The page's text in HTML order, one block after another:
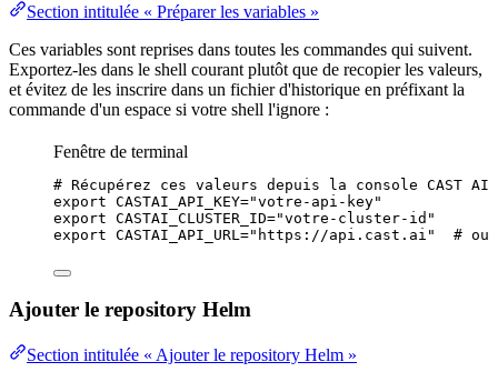
Section intitulée « Préparer les variables »
Ces variables sont reprises dans toutes les commandes qui suivent.
Exportez-les dans le shell courant plutôt que de recopier les valeurs,
et évitez de les inscrire dans un fichier d'historique en préfixant la
commande d'un espace si votre shell l'ignore :
Fenêtre de terminal
# Récupérez ces valeurs depuis la console CAST AI
export CASTAI_API_KEY="votre-api-key"
export CASTAI_CLUSTER_ID="votre-cluster-id "
export CASTAI_API_URL =" https://api.cast.ai " #
Ajouter le repository Helm
Section intitulée « Ajouter le repository Helm »